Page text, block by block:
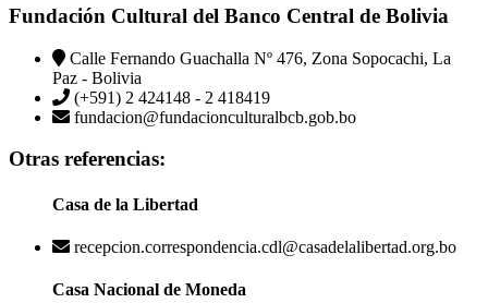
Fundación Cultural del Banco Central de Bolivia
Calle Fernando Guachalla Nº 476, Zona Sopocachi, La
Paz - Bolivia
(+591) 2 424148 - 2 418419
fundacion@fundacionculturalbcb.gob.bo
Otras referencias:
Casa de la Libertad
recepcion.correspondencia.cdl@casadelalibertad.org.bo
Casa Nacional de Moneda